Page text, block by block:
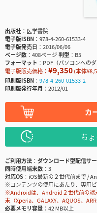
出版社
医学書院
電子版ISBN
978-4-260-61533-4
電子版発売日
2016/06/06
ページ数
408ページ判型
B5
フォーマット
PDF（パソコンへの
電子版販売価格： ¥9,350(本体
印刷版ISBN
978-4-260-01533-2
印刷版発行年月
2012/01
カ
ち
ご利用方法
ダウンロード型配信サー
同時使用端末数
3
対応OS
iOS最新の２世代前まで /
※コンテンツの使用にあたり、専用
※Androidは、Android２世代前の端
末（Xperia、GALAXY、AQUOS、
必要メモリ容量
42 MB以上